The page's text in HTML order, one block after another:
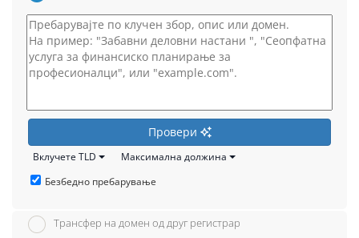
Провери
Вклучете TLD
Максимална должина
Безбедно пребарување
Трансфер на домен од друг регистрар